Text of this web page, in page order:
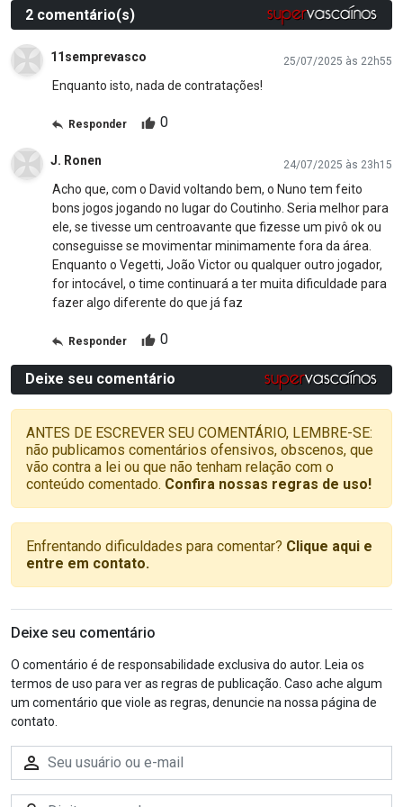
2 comentário(s)
11semprevasco 25/07/2025 às 22h55
Enquanto isto, nada de contratações!
Responder 0
J. Ronen 24/07/2025 às 23h15
Acho que, com o David voltando bem, o Nuno tem feito
bons jogos jogando no lugar do Coutinho. Seria melhor para
ele, se tivesse um centroavante que fizesse um pivô ok ou
conseguisse se movimentar minimamente fora da área.
Enquanto o Vegetti, João Victor ou qualquer outro jogador,
for intocável, o time continuará a ter muita dificuldade para
fazer algo diferente do que já faz
Responder 0
Deixe seu comentário
ANTES DE ESCREVER SEU COMENTÁRIO, LEMBRE-SE:
não publicamos comentários ofensivos, obscenos, que
vão contra a lei ou que não tenham relação com o
conteúdo comentado. Confira nossas regras de uso!
Enfrentando dificuldades para comentar? Clique aqui e
entre em contato.
Deixe seu comentário
O comentário é de responsabilidade exclusiva do autor. Leia os
termos de uso para ver as regras de publicação. Caso ache algum
um comentário que viole as regras, denuncie na nossa página de
contato.